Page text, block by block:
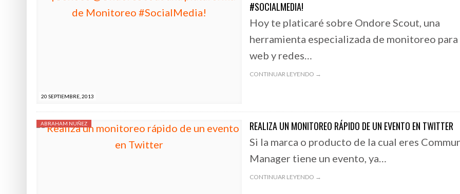
20 SEPTIEMBRE, 2013
#SOCIALMEDIA!
Hoy te platicaré sobre Ondore Scout, una
herramienta especializada de monitoreo para
web y redes…
CONTINUAR LEYENDO →
ABRAHAM NUÑEZ REALIZA UN MONITOREO RÁPIDO DE UN EVENTO EN TWITTER
Si la marca o producto de la cual eres
Manager tiene un evento, ya…
CONTINUAR LEYENDO →